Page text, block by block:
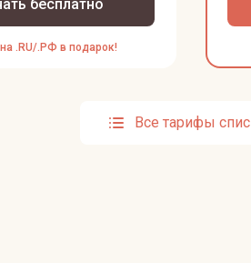
бесплатно
.RU/.РФ в подарок!
Все тарифы